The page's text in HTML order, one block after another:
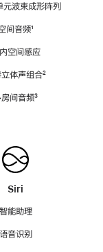
元波束成形阵列
间音频脚
¹
空间感应
立体声组合脚
²
房间音频脚
³
Siri
智能助理
语音识别